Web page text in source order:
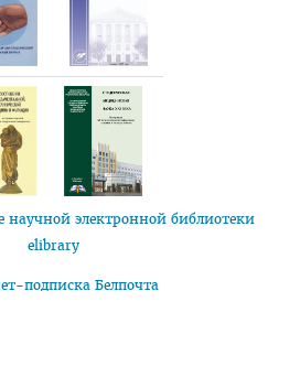
интернатуры
экзамену
интерна
научной электронной библиотеки
elibrary
подписка Белпочта